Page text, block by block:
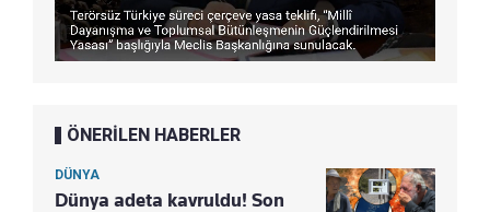
ÖNERİLEN HABERLER
DÜNYA
Dünya adeta kavruldu! Son